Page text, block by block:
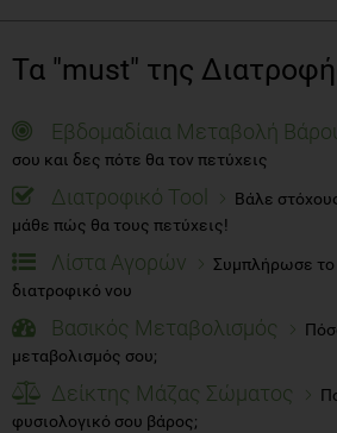
Τα "must" της
Εβδομαδίαια Μεταβολή
σου και δες πότε θα τον πετύχεις
Διατροφικό Tool
Βάλε
μάθε πώς θα τους πετύχεις!
Λίστα Αγορών
Συμπλήρωσε το
διατροφικό νου
Βασικός Μεταβολισμός
μεταβολισμός σου;
Δείκτης Μάζας Σώματος
φυσιολογικό σου βάρος;